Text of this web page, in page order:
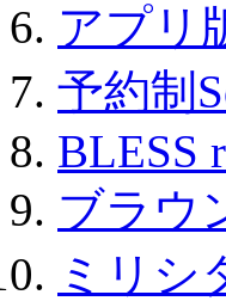
アプリ
予約制
BLESS
ブラウ
ミリシ